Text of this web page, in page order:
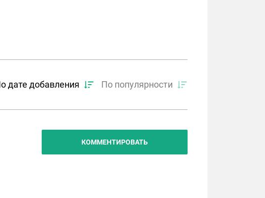
дате добавления По популярности
КОММЕНТИРОВАТЬ